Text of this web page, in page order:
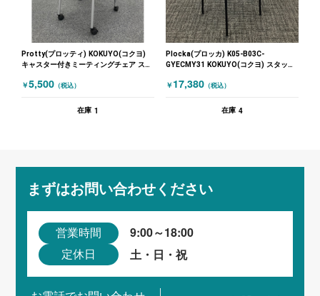
Protty(プロッティ) KOKUYO(コクヨ)
キャスター付きミーティングチェア スタ
￥5,500 （税込）
在庫 1
Plocka(プロッカ) K05-B03C-
GYECMY31 KOKUYO(コクヨ) スタッキ
ア グレー
￥ 17,380 （税込）
在庫 4
まずはお問い合わせください
営業時間 9:00～18:00
定休日 土・日・祝